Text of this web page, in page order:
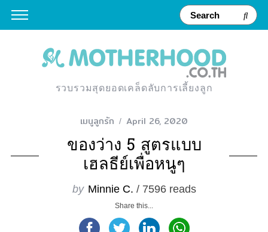
รวบรวมสุดยอดเคล็ดลับการเลี้ยงลูก
เมนูลูกรัก April 26, 2020
ของว่าง 5 สูตรแบบ
เฮลธีย์เพื่อหนูๆ
by Minnie C. / 7596 reads
Share this...